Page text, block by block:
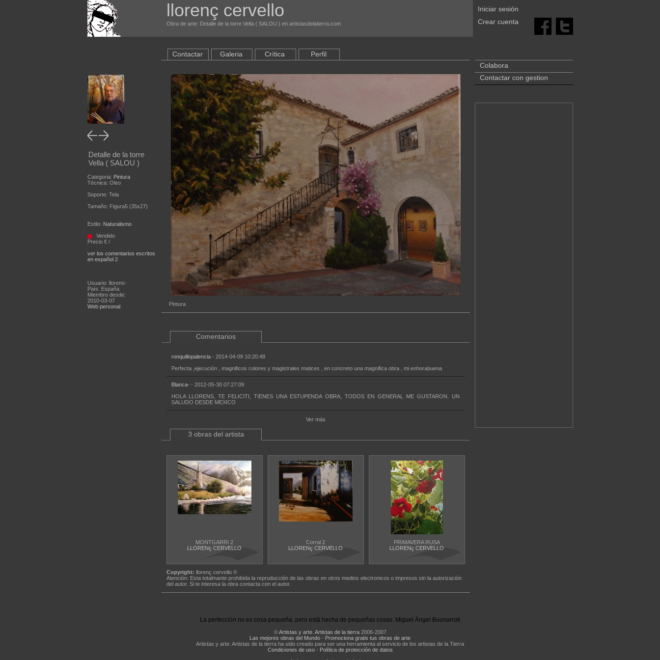
llorenç cervello
Obra de arte: Detalle de la torre Vella ( SALOU ) en artistasdelatierra.com
Iniciar sesión
Crear cuenta
Detalle de la torre
Vella ( SALOU )
Categoria: Pintura
Técnica: Oleo
Soporte: Tela
Tamaño: Figura5 (35x27)
Estilo: Naturalismo
Vendido
Precio € /
ver los comentarios escritos
en español 2
Usuario: llorens-
País: España
Miembro desde:
2010-03-07
Web personal
Contactar Galeria Crítica Perfil
Pintura
Comentarios
ronquillopalencia- 2014-04-09 10:20:48
Perfecta ,ejecución , magnificos colores y magistrales matices , en concreto una magnifica obra , mi enhorabuena
Blanca- - 2012-05-30 07:27:09
HOLA LLORENS, TE FELICITI, TIENES UNA ESTUPENDA OBRA, TODOS EN GENERAL ME GUSTARON. UN
SALUDO DESDE MEXICO
Ver más
3 obras del artista
MONTGARRI 2
LLORENç CERVELLO
Corral 2
LLORENç CERVELLO
PRIMAVERA RUSA
LLORENç CERVELLO
Copyright: llorenç cervello ©
Atención: Esta totalmante prohibida la reproducción de las obras en otros medios electronicos o impresos sin la autorización
del autor. Si te interesa la obra contacta con el autor.
Colabora
Contactar con gestion
La perfección no es cosa pequeña, pero está hecha de pequeñas cosas. Miguel Ángel Buonarroti
©Artistas y arte. Artistas de la tierra2006-2007
Las mejores obras del Mundo - Promociona gratis tus obras de arte
Artistas y arte. Artistas de la tierra ha sido creado para ser una herramienta al servicio de los artistas de la Tierra
Condiciones de uso- Política de protección de datos